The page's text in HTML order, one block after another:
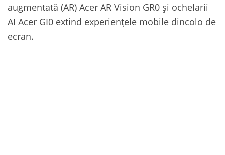
augmentată (AR) Acer AR Vision GR0 și ochelarii
AI Acer GI0 extind experiențele mobile dincolo de
ecran.